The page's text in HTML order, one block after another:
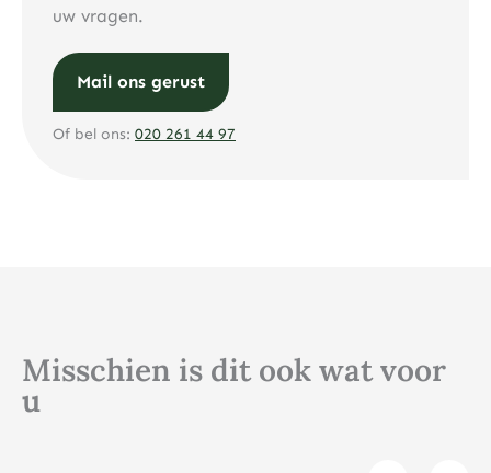
uw vragen.
Mail ons gerust
Of bel ons: 020 261 44 97
Misschien is dit ook wat voor
u